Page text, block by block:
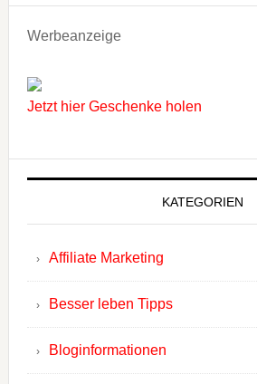
Werbeanzeige
Jetzt hier Geschenke holen
KATEGORIEN
Affiliate Marketing
Besser leben Tipps
Bloginformationen